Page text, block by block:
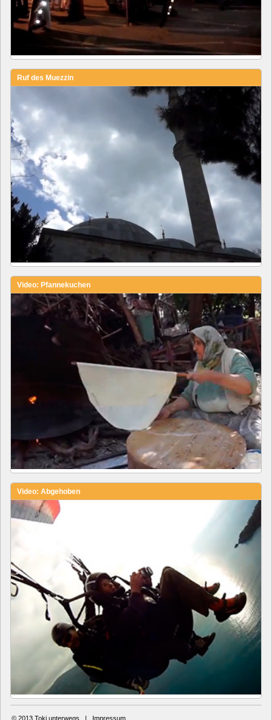
Ruf des Muezzin
Video: Pfannekuchen
Video: Abgehoben
© 2013 Toki unterwegs | Impressum